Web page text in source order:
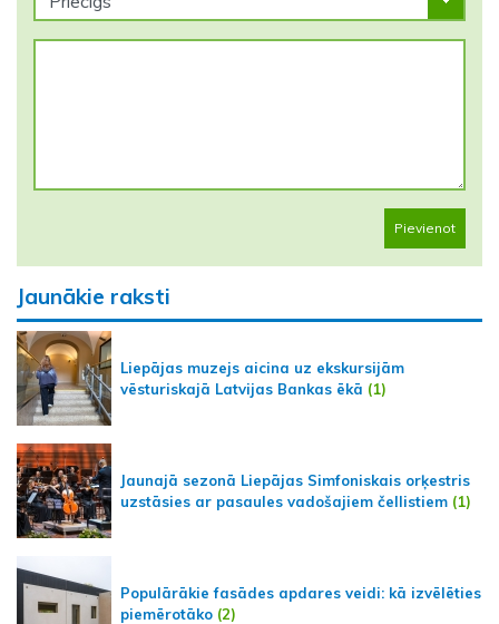
Pievienot
Jaunākie raksti
Liepājas muzejs aicina uz ekskursijām
vēsturiskajā Latvijas Bankas ēkā (1)
Jaunajā sezonā Liepājas Simfoniskais orķestris
uzstāsies ar pasaules vadošajiem čellistiem (1)
Populārākie fasādes apdares veidi: kā izvēlēties
piemērotāko (2)